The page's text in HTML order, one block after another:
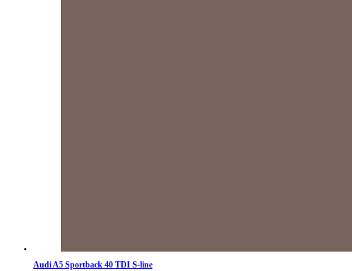
Audi A5 Sportback 40 TDI S-line